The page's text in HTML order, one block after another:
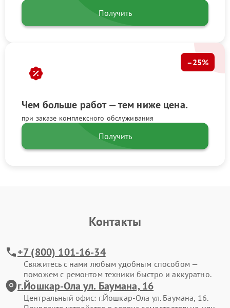
Получить
Чем больше работ — тем ниже цена.
при заказе комплексного обслуживания
–25%
Получить
Контакты
+7 (800) 101-16-34
Свяжитесь с нами любым удобным способом —
поможем с ремонтом техники быстро и аккуратно.
г.Йошкар-Ола ул. Баумана, 16
Центральный офис: г.Йошкар-Ола ул. Баумана, 16.